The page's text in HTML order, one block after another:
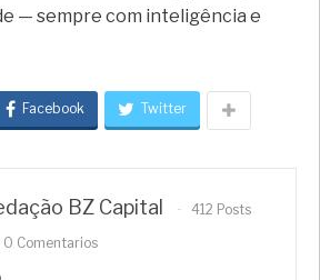
— sempre com inteligência e
Facebook Twitter
BZ Capital
412 Posts
0 Comentarios